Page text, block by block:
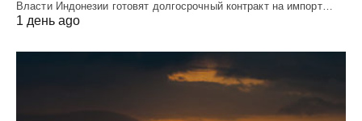
Власти Индонезии готовят долгосрочный контракт на импорт…
1 день ago